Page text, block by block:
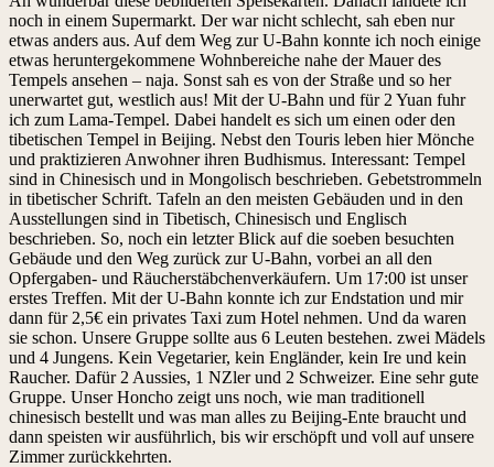
noch in einem Supermarkt. Der war nicht schlecht, sah eben nur
etwas anders aus. Auf dem Weg zur U-Bahn konnte ich noch einige
etwas heruntergekommene Wohnbereiche nahe der Mauer des
Tempels ansehen – naja. Sonst sah es von der Straße und so her
unerwartet gut, westlich aus! Mit der U-Bahn und für 2 Yuan fuhr
ich zum Lama-Tempel. Dabei handelt es sich um einen oder den
tibetischen Tempel in Beijing. Nebst den Touris leben hier Mönche
und praktizieren Anwohner ihren Budhismus. Interessant: Tempel
sind in Chinesisch und in Mongolisch beschrieben. Gebetstrommeln
in tibetischer Schrift. Tafeln an den meisten Gebäuden und in den
Ausstellungen sind in Tibetisch, Chinesisch und Englisch
beschrieben. So, noch ein letzter Blick auf die soeben besuchten
Gebäude und den Weg zurück zur U-Bahn, vorbei an all den
Opfergaben- und Räucherstäbchenverkäufern. Um 17:00 ist unser
erstes Treffen. Mit der U-Bahn konnte ich zur Endstation und mir
dann für 2,5€ ein privates Taxi zum Hotel nehmen. Und da waren
sie schon. Unsere Gruppe sollte aus 6 Leuten bestehen. zwei Mädels
und 4 Jungens. Kein Vegetarier, kein Engländer, kein Ire und kein
Raucher. Dafür 2 Aussies, 1 NZler und 2 Schweizer. Eine sehr gute
Gruppe. Unser Honcho zeigt uns noch, wie man traditionell
chinesisch bestellt und was man alles zu Beijing-Ente braucht und
dann speisten wir ausführlich, bis wir erschöpft und voll auf unsere
Zimmer zurückkehrten.